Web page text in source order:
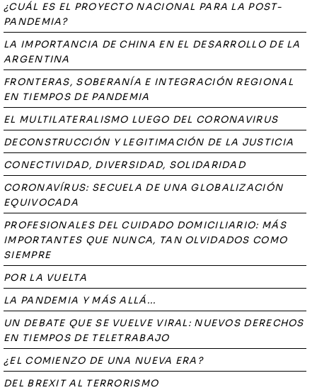
¿CUÁL ES EL PROYECTO NACIONAL PARA LA POST-
PANDEMIA?
LA IMPORTANCIA DE CHINA EN EL DESARROLLO DE LA
ARGENTINA
FRONTERAS, SOBERANÍA E INTEGRACIÓN REGIONAL
EN TIEMPOS DE PANDEMIA
EL MULTILATERALISMO LUEGO DEL CORONAVIRUS
DECONSTRUCCIÓN Y LEGITIMACIÓN DE LA JUSTICIA
CONECTIVIDAD, DIVERSIDAD, SOLIDARIDAD
CORONAVÍRUS: SECUELA DE UNA GLOBALIZACIÓN
EQUIVOCADA
PROFESIONALES DEL CUIDADO DOMICILIARIO: MÁS
IMPORTANTES QUE NUNCA, TAN OLVIDADOS COMO
SIEMPRE
POR LA VUELTA
LA PANDEMIA Y MÁS ALLÁ...
UN DEBATE QUE SE VUELVE VIRAL: NUEVOS DERECHOS
EN TIEMPOS DE TELETRABAJO
¿EL COMIENZO DE UNA NUEVA ERA?
DEL BREXIT AL TERRORISMO